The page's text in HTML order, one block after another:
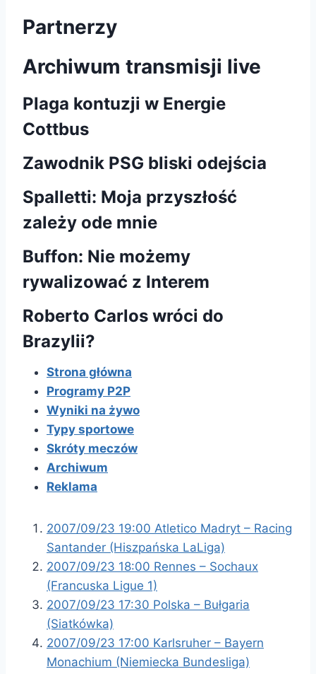
Partnerzy
Archiwum transmisji live
Plaga kontuzji w Energie
Cottbus
Zawodnik PSG bliski odejścia
Spalletti: Moja przyszłość
zależy ode mnie
Buffon: Nie możemy
rywalizować z Interem
Roberto Carlos wróci do
Brazylii?
Strona główna
Programy P2P
Wyniki na żywo
Typy sportowe
Skróty meczów
Archiwum
Reklama
2007/09/23 19:00 Atletico Madryt – Racing
Santander (Hiszpańska LaLiga)
2007/09/23 18:00 Rennes – Sochaux
(Francuska Ligue 1)
2007/09/23 17:30 Polska – Bułgaria
(Siatkówka)
2007/09/23 17:00 Karlsruher – Bayern
Monachium (Niemiecka Bundesliga)